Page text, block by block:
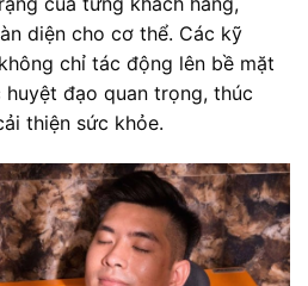
diện cho cơ thể. Các kỹ
chỉ tác động lên bề mặt
đạo quan trọng, thúc
thiện sức khỏe.